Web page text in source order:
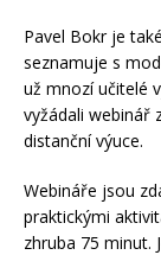
Pavel Bokr je
seznamuje s
už mnozí učitelé
vyžádali webinář
distanční výuce.
Webináře jsou
praktickými
zhruba 75 minut.